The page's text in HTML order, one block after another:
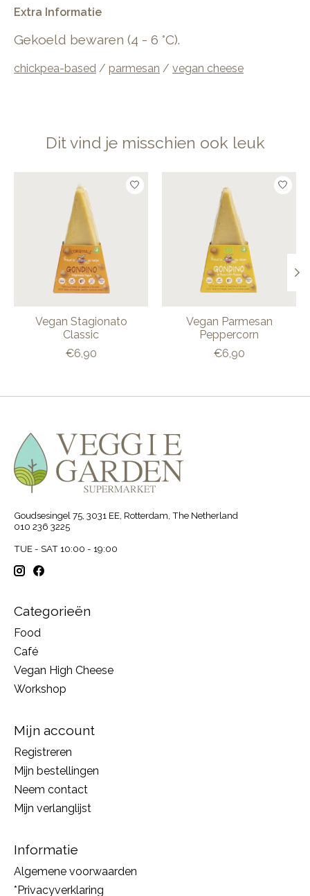
Extra Informatie
Gekoeld bewaren (4 - 6 °C).
chickpea-based / parmesan / vegan cheese
Dit vind je misschien ook leuk
Items van productcarrousel
Vegan Stagionato
Classic
€6,90
Vegan Parmesan
Peppercorn
€6,90
Goudsesingel 75, 3031 EE, Rotterdam, The Netherland
010 236 3225
TUE - SAT 10:00 - 19:00
Categorieën
Food
Café
Vegan High Cheese
Workshop
Mijn account
Registreren
Mijn bestellingen
Neem contact
Mijn verlanglijst
Informatie
Algemene voorwaarden
*Privacyverklaring